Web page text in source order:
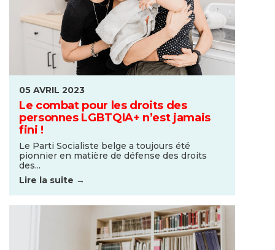
05 AVRIL 2023
Le combat pour les droits des
personnes LGBTQIA+ n’est jamais
fini !
Le Parti Socialiste belge a toujours été
pionnier en matière de défense des droits
des...
Lire la suite →